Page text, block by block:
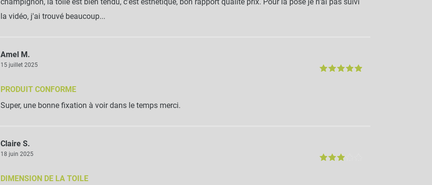
champignon, la toile est bien tendu, c'est esthétique, bon rapport qualité prix. Pour la pose je n'ai pas suivi
la vidéo, j'ai trouvé beaucoup...
Amel M.
15 juillet 2025
PRODUIT CONFORME
Super, une bonne fixation à voir dans le temps merci.
Claire S.
18 juin 2025
DIMENSION DE LA TOILE